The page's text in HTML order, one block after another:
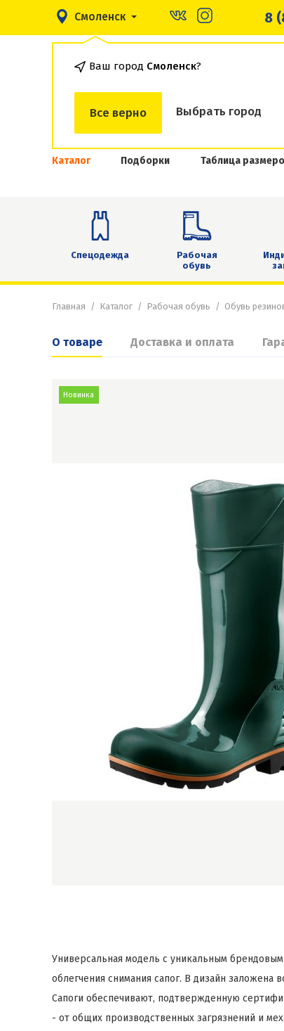
Смоленск
Ваш город Смоленск?
Все верно Выбрать город
8
Каталог Подборки Таблица
Спецодежда
Рабочая
обувь
Главная Каталог Рабочая обувь Обувь
О товаре Доставка и оплата
Новинка
Универсальная модель с уникальным
облегчения снимания сапог. В дизайн
Сапоги обеспечивают, подтвержденную
- от общих производственных загрязнений и